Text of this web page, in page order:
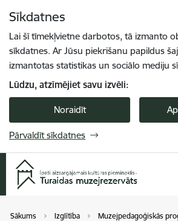
Sīkdatnes
Lai šī tīmekļvietne darbotos, tā izmanto
sīkdatnes. Ar Jūsu piekrišanu papildus
izmantotas statistikas un sociālo mediju
Lūdzu, atzīmējiet savu izvēli:
Noraidīt
Pārvaldīt sīkdatnes
Sākums Izglītība Muzejpedagoģiskās